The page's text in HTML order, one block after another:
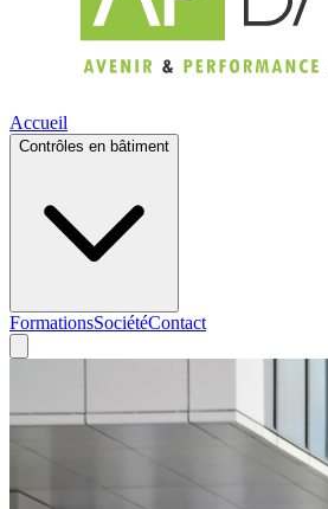
Accueil
Contrôles en bâtiment
FormationsSociétéContact